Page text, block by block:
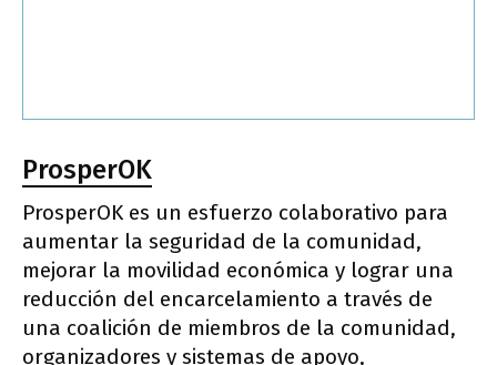
ProsperOK
ProsperOK es un esfuerzo colaborativo para
aumentar la seguridad de la comunidad,
mejorar la movilidad económica y lograr una
reducción del encarcelamiento a través de
una coalición de miembros de la comunidad,
organizadores y sistemas de apoyo,